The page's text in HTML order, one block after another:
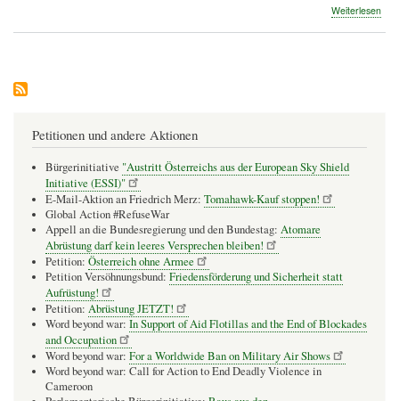
Weiterlesen
Petitionen und andere Aktionen
Bürgerinitiative "Austritt Österreichs aus der European Sky Shield
Initiative (ESSI)"
E-Mail-Aktion an Friedrich Merz: Tomahawk-Kauf stoppen!
Global Action #RefuseWar
Appell an die Bundesregierung und den Bundestag: Atomare
Abrüstung darf kein leeres Versprechen bleiben!
Petition: Österreich ohne Armee
Petition Versöhnungsbund: Friedensförderung und Sicherheit statt
Aufrüstung!
Petition: Abrüstung JETZT!
Word beyond war: In Support of Aid Flotillas and the End of Blockades
and Occupation
Word beyond war: For a Worldwide Ban on Military Air Shows
Word beyond war: Call for Action to End Deadly Violence in
Cameroon